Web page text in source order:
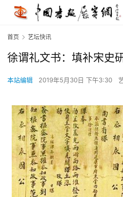
首页 艺坛快讯
徐谓礼文书：填补宋史
本站编辑 2019年5月30日 下午3:30